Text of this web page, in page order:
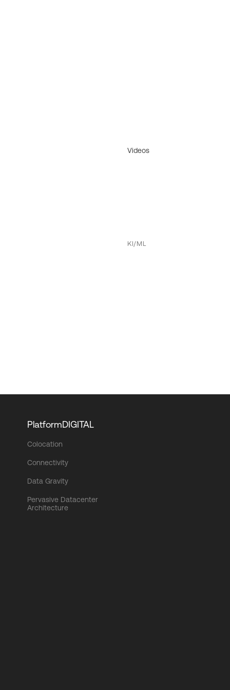
Videos
KI/ML
PlatformDIGITAL
Colocation
Connectivity
Data Gravity
Pervasive Datacenter
Architecture